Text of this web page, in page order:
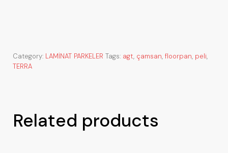
Category: LAMİNAT PARKELER Tags: agt, çamsan, floorpan, peli,
TERRA
Related products